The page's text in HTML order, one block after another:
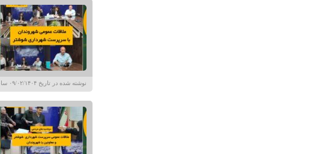
نوشته شده در تاریخ ۰۹/۰۲/۱۴۰۴ ساعت ۰۸:۵۶ |